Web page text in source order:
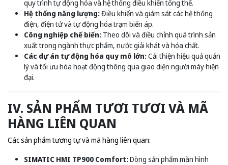
quy trình tự động hóa và hệ thống điều khiển tổng thể.
Hệ thống năng lượng:Điều khiển và giám sát các hệ thống
điện, điện tử và tự động hóa trạm biến áp.
Công nghiệp chế biến: Theo dõi và điều chỉnh quá trình sản
xuất trong ngành thực phẩm, nước giải khát và hóa chất.
Các dự án tự động hóa quy mô lớn:Cải thiện hiệu quả quản
lý và tối ưu hóa hoạt động thông qua giao diện người máy hiện
đại.
IV. SẢN PHẨM TƯƠI TƯƠI VÀ MÃ
HÀNG LIÊN QUAN
Các sản phẩm tương tự và mã hàng liên quan:
SIMATIC HMI TP900 Comfort:Dòng sản phẩm màn hình